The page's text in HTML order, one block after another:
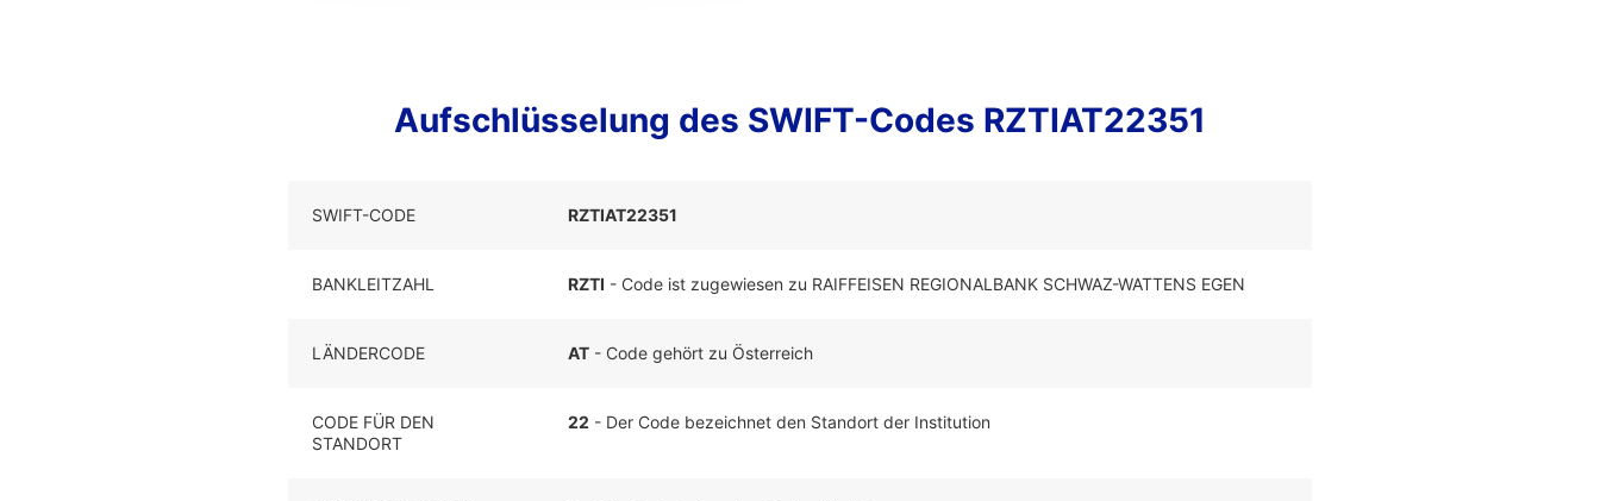
Aufschlüsselung des SWIFT-Codes RZTIAT22351
SWIFT-CODE RZTIAT22351
BANKLEITZAHL RZTI - Code ist zugewiesen zu RAIFFEISEN REGIONALBANK SCHWAZ-WATTENS EGEN
LÄNDERCODE AT - Code gehört zu Österreich
CODE FÜR DEN
STANDORT
22 - Der Code bezeichnet den Standort der Institution